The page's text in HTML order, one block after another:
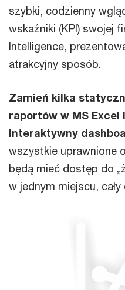
szybki, codzienny
wskaźniki (KPI) swojej
Intelligence,
atrakcyjny sposób.
Zamień kilka
raportów w MS Excel
interaktywny
wszystkie uprawnione
będą mieć dostęp do
w jednym miejscu, cały